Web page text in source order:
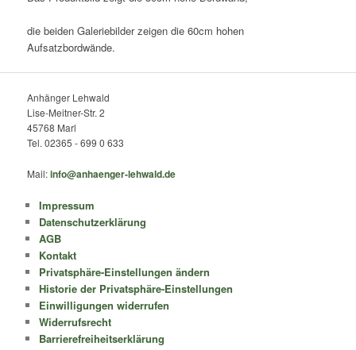
die beiden Galeriebilder zeigen die 60cm hohen
Aufsatzbordwände.
Anhänger Lehwald
Lise-Meitner-Str. 2
45768 Marl
Tel. 02365 - 699 0 633
Mail:info@anhaenger-lehwald.de
Impressum
Datenschutzerklärung
AGB
Kontakt
Privatsphäre-Einstellungen ändern
Historie der Privatsphäre-Einstellungen
Einwilligungen widerrufen
Widerrufsrecht
Barrierefreiheitserklärung